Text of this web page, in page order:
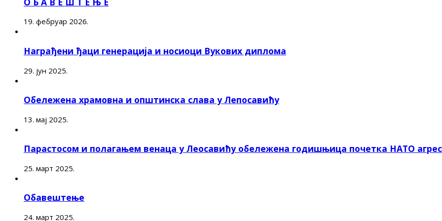
19. фебруар 2026.
Награђени ђаци генерација и носиоци Вукових диплома
29. јун 2025.
Обележена храмовна и општинска слава у Лепосавићу
13. мај 2025.
Парастосом и полагањем венаца у Леосавићу обележена годишњица почетка НАТО
25. март 2025.
Обавештење
24. март 2025.